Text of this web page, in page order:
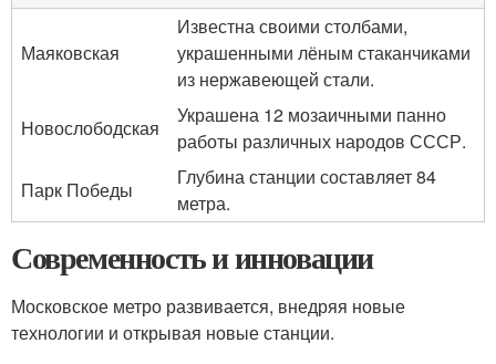
Маяковская
Известна своими столбами,
украшенными лёным стаканчиками
из нержавеющей стали.
Новослободская
Украшена 12 мозаичными панно
работы различных народов СССР.
Парк Победы
Глубина станции составляет 84
метра.
Современность и инновации
Московское метро развивается, внедряя новые
технологии и открывая новые станции.